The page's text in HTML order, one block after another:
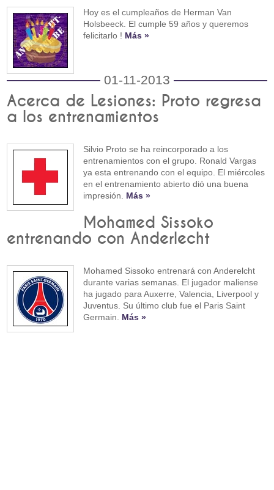
Hoy es el cumpleaños de Herman Van
Holsbeeck. El cumple 59 años y queremos
felicitarlo ! Más »
01-11-2013
Acerca de Lesiones: Proto regresa
a los entrenamientos
Silvio Proto se ha reincorporado a los
entrenamientos con el grupo. Ronald Vargas
ya esta entrenando con el equipo. El miércoles
en el entrenamiento abierto dió una buena
impresión. Más »
Mohamed Sissoko
entrenando con Anderlecht
Mohamed Sissoko entrenará con Anderelcht
durante varias semanas. El jugador maliense
ha jugado para Auxerre, Valencia, Liverpool y
Juventus. Su último club fue el Paris Saint
Germain. Más »